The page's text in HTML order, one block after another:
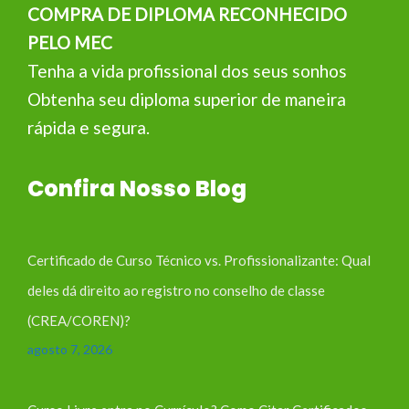
COMPRA DE DIPLOMA RECONHECIDO
PELO MEC
Tenha a vida profissional dos seus sonhos
Obtenha seu diploma superior de maneira
rápida e segura.
Confira Nosso Blog
Certificado de Curso Técnico vs. Profissionalizante: Qual
deles dá direito ao registro no conselho de classe
(CREA/COREN)?
agosto 7, 2026